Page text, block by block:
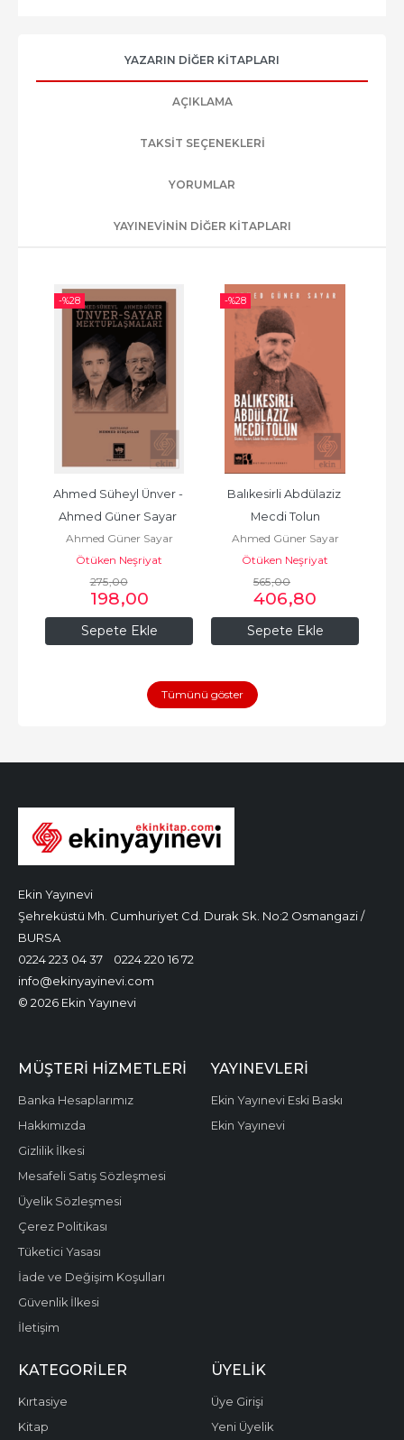
YAZARIN DIĞER KITAPLARI
AÇIKLAMA
TAKSIT SEÇENEKLERI
YORUMLAR
YAYINEVININ DIĞER KITAPLARI
-%28
Sepete Ekle
Ahmed Süheyl Ünver -
Ahmed Güner Sayar
Mektuplaşmaları
Ahmed Güner Sayar
Ötüken Neşriyat
275,00
198,00
-%28
Sepete Ekle
Balıkesirli Abdülaziz
Mecdi Tolun
Ahmed Güner Sayar
Ötüken Neşriyat
565,00
406,80
Tümünü göster
Ekin Yayınevi
Şehreküstü Mh. Cumhuriyet Cd. Durak Sk. No:2 Osmangazi /
BURSA
0224 223 04 37
0224 220 16 72
info@ekinyayinevi.com
© 2026 Ekin Yayınevi
MÜŞTERI HIZMETLERI
Banka Hesaplarımız
Hakkımızda
Gizlilik İlkesi
Mesafeli Satış Sözleşmesi
Üyelik Sözleşmesi
Çerez Politikası
Tüketici Yasası
İade ve Değişim Koşulları
Güvenlik İlkesi
İletişim
YAYINEVLERI
Ekin Yayınevi Eski Baskı
Ekin Yayınevi
KATEGORILER
Kırtasiye
Kitap
ÜYELIK
Üye Girişi
Yeni Üyelik